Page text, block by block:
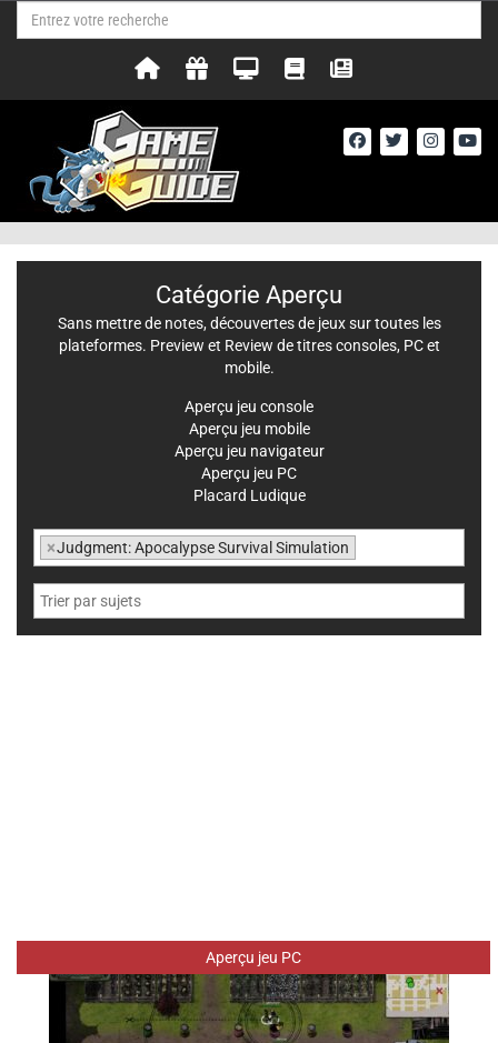
Aperçu jeu PC
Catégorie Aperçu
Sans mettre de notes, découvertes de jeux sur toutes les
plateformes. Preview et Review de titres consoles, PC et
mobile.
Aperçu jeu console
Aperçu jeu mobile
Aperçu jeu navigateur
Aperçu jeu PC
Placard Ludique
×Judgment: Apocalypse Survival Simulation